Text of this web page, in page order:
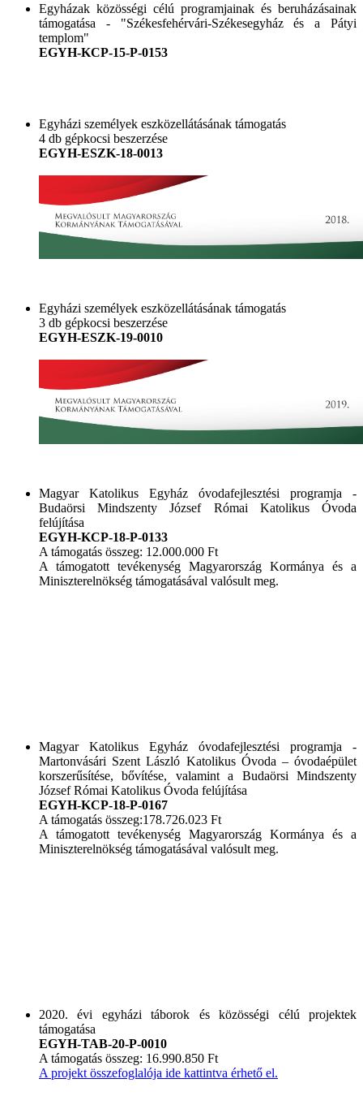
Egyházak közösségi célú programjainak és beruházásainak
támogatása - "Székesfehérvári-Székesegyház és a Pátyi
templom"
EGYH-KCP-15-P-0153
Egyházi személyek eszközellátásának támogatás
4 db gépkocsi beszerzése
EGYH-ESZK-18-0013
Egyházi személyek eszközellátásának támogatás
3 db gépkocsi beszerzése
EGYH-ESZK-19-0010
Magyar Katolikus Egyház óvodafejlesztési programja -
Budaörsi Mindszenty József Római Katolikus Óvoda
felújítása
EGYH-KCP-18-P-0133
A támogatás összeg: 12.000.000 Ft
A támogatott tevékenység Magyarország Kormánya és a
Miniszterelnökség támogatásával valósult meg.
Magyar Katolikus Egyház óvodafejlesztési programja -
Martonvásári Szent László Katolikus Óvoda – óvodaépület
korszerűsítése, bővítése, valamint a Budaörsi Mindszenty
József Római Katolikus Óvoda felújítása
EGYH-KCP-18-P-0167
A támogatás összeg:178.726.023 Ft
A támogatott tevékenység Magyarország Kormánya és a
Miniszterelnökség támogatásával valósult meg.
2020. évi egyházi táborok és közösségi célú projektek
támogatása
EGYH-TAB-20-P-0010
A támogatás összeg: 16.990.850 Ft
A projekt összefoglalója ide kattintva érhető el.